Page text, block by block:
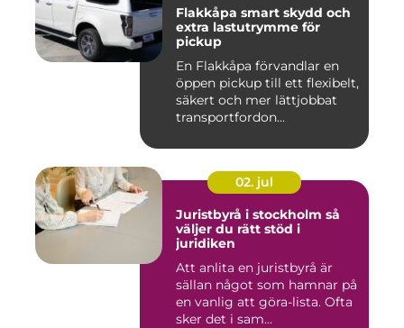
Flakkåpa smart skydd och
extra lastutrymme för
pickup
En Flakkåpa förvandlar en
öppen pickup till ett flexibelt,
säkert och mer lättjobbat
transportfordon...
02. jul
Juristbyrå i stockholm så
väljer du rätt stöd i
juridiken
Att anlita en juristbyrå är
sällan något som hamnar på
en vanlig att göra-lista. Ofta
sker det i sam...